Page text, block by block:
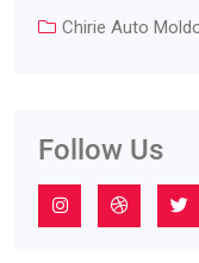
Chirie Auto
Follow Us